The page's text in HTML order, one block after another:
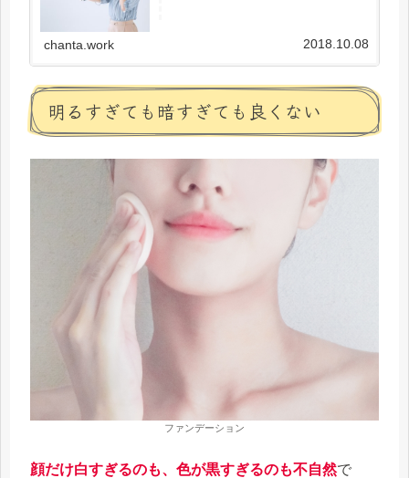
chanta.work 2018.10.08
明るすぎても暗すぎても良くない
ファンデーション
顔だけ白すぎるのも、色が黒すぎるのも不自然で